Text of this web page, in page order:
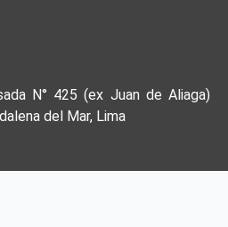
N° 425 (ex Juan de Aliaga)
del Mar, Lima